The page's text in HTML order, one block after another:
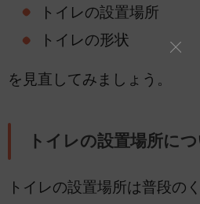
トイレの設置場所
トイレの形状
を見直してみましょう。
トイレの設置場所に
トイレの設置場所は普段の